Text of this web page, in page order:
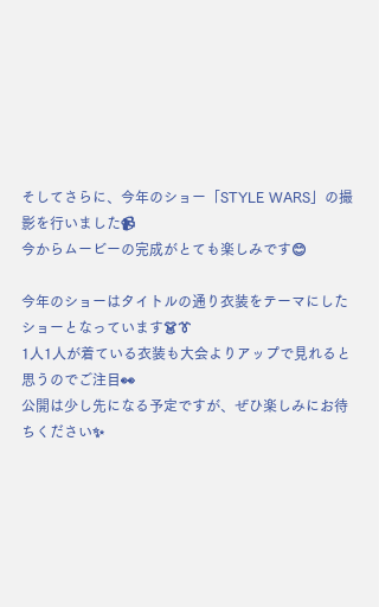
そしてさらに、今年のショー「STYLE WARS」の撮
影を行いました📹
今からムービーの完成がとても楽しみです😊
今年のショーはタイトルの通り衣装をテーマにした
ショーとなっています👗👔
1人1人が着ている衣装も大会よりアップで見れると
思うのでご注目👀
公開は少し先になる予定ですが、ぜひ楽しみにお待
ちください✨